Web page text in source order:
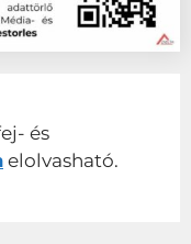
és
elolvasható.